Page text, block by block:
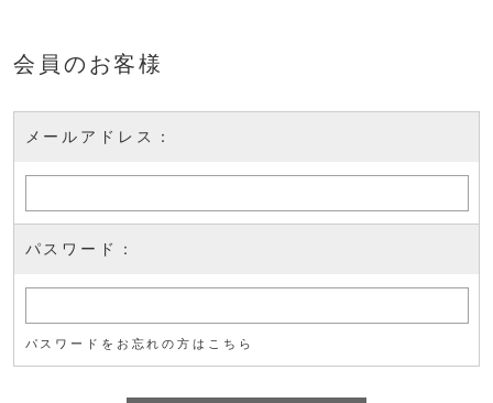
会員のお客様
メールアドレス：
パスワード：
パスワードをお忘れの方はこちら